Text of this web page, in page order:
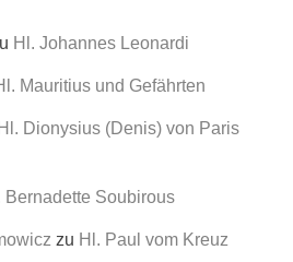
Hl. Johannes Leonardi
Mauritius und Gefährten
Hl. Dionysius (Denis) von Paris
Bernadette Soubirous
zu Hl. Paul vom Kreuz